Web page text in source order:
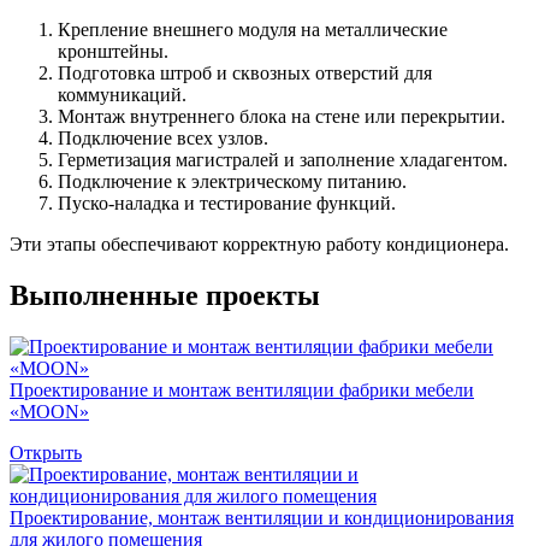
Крепление внешнего модуля на металлические
кронштейны.
Подготовка штроб и сквозных отверстий для
коммуникаций.
Монтаж внутреннего блока на стене или перекрытии.
Подключение всех узлов.
Герметизация магистралей и заполнение хладагентом.
Подключение к электрическому питанию.
Пуско-наладка и тестирование функций.
Эти этапы обеспечивают корректную работу кондиционера.
Выполненные проекты
Проектирование и монтаж вентиляции фабрики мебели
«MOON»
Открыть
Проектирование, монтаж вентиляции и кондиционирования
для жилого помещения